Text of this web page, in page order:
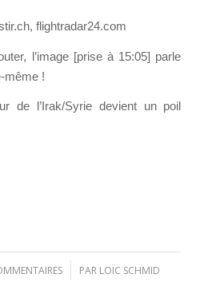
flightradar24.com
l’image [prise à 15:05] parle
même !
de l’Irak/Syrie devient un poil
/ PAR LOÏC SCHMID